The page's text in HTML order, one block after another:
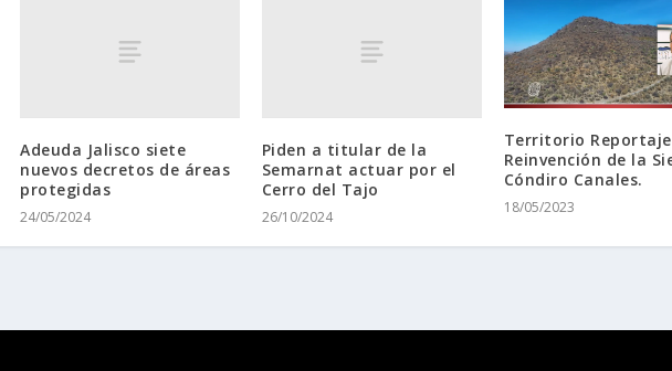
Adeuda Jalisco siete
nuevos decretos de áreas
protegidas
24/05/2024
Piden a titular de la
Semarnat actuar por el
Cerro del Tajo
26/10/2024
Territorio
Reinvención de la
Cóndiro Canales.
18/05/2023